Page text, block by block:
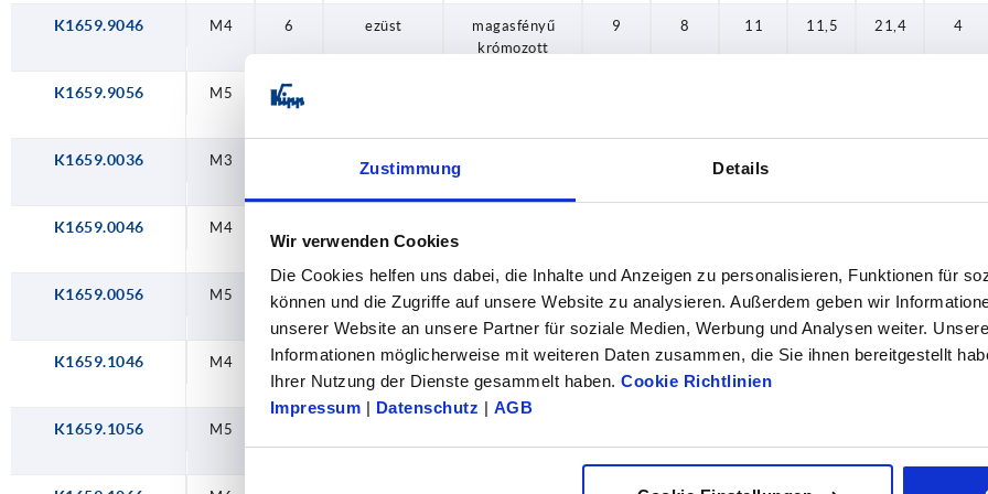
Zustimmung Details
Wir verwenden Cookies
Die Cookies helfen uns dabei, die Inhalte und Anzeigen zu personalisieren, Funktionen für
können und die Zugriffe auf unsere Website zu analysieren. Außerdem geben wir
unserer Website an unsere Partner für soziale Medien, Werbung und Analysen weiter.
Informationen möglicherweise mit weiteren Daten zusammen, die Sie ihnen bereitgestellt
Ihrer Nutzung der Dienste gesammelt haben. Cookie Richtlinien
Impressum | Datenschutz | AGB
K1659.9046 M4 6 ezüst
magasfényű
krómozott
9 8 11 11,5 21,4 4
K1659.9056 M5 6
K1659.0036 M3 ezüst 13
K1659.0046 M4
K1659.0056 M5 9 ezüst
magasfényű
10 13 24,5 4
K1659.1046 M4 9 ezüst
magasfényű
krómozott
1 10 13 14 24,5 4
K1659.1056 M5
krómozott